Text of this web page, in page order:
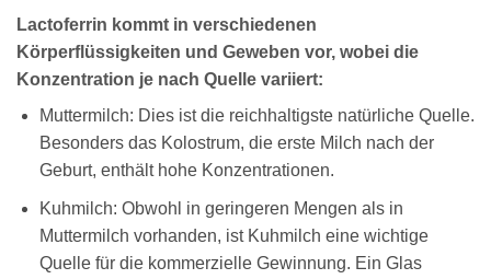
Lactoferrin kommt in verschiedenen
Körperflüssigkeiten und Geweben vor, wobei die
Konzentration je nach Quelle variiert:
Muttermilch: Dies ist die reichhaltigste natürliche Quelle.
Besonders das Kolostrum, die erste Milch nach der
Geburt, enthält hohe Konzentrationen.
Kuhmilch: Obwohl in geringeren Mengen als in
Muttermilch vorhanden, ist Kuhmilch eine wichtige
Quelle für die kommerzielle Gewinnung. Ein Glas